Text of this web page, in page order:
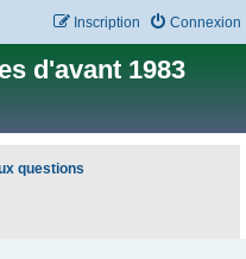
Connexion
Inscription
d'avant 1983
questions